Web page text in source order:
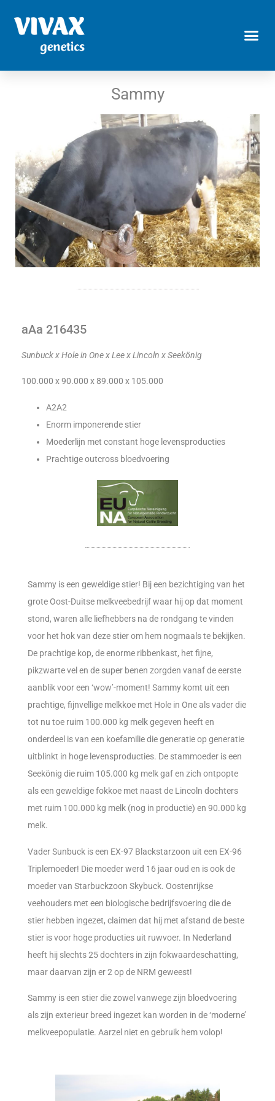
Sammy
aAa 216435
Sunbuck x Hole in One x Lee x Lincoln x Seekönig
100.000 x 90.000 x 89.000 x 105.000
A2A2
Enorm imponerende stier
Moederlijn met constant hoge levensproducties
Prachtige outcross bloedvoering
Sammy is een geweldige stier! Bij een bezichtiging van het
grote Oost-Duitse melkveebedrijf waar hij op dat moment
stond, waren alle liefhebbers na de rondgang te vinden
voor het hok van deze stier om hem nogmaals te bekijken.
De prachtige kop, de enorme ribbenkast, het fijne,
pikzwarte vel en de super benen zorgden vanaf de eerste
aanblik voor een ‘wow’-moment! Sammy komt uit een
prachtige, fijnvellige melkkoe met Hole in One als vader die
tot nu toe ruim 100.000 kg melk gegeven heeft en
onderdeel is van een koefamilie die generatie op generatie
uitblinkt in hoge levensproducties. De stammoeder is een
Seekönig die ruim 105.000 kg melk gaf en zich ontpopte
als een geweldige fokkoe met naast de Lincoln dochters
met ruim 100.000 kg melk (nog in productie) en 90.000 kg
melk.
Vader Sunbuck is een EX-97 Blackstarzoon uit een EX-96
Triplemoeder! Die moeder werd 16 jaar oud en is ook de
moeder van Starbuckzoon Skybuck. Oostenrijkse
veehouders met een biologische bedrijfsvoering die de
stier hebben ingezet, claimen dat hij met afstand de beste
stier is voor hoge producties uit ruwvoer. In Nederland
heeft hij slechts 25 dochters in zijn fokwaardeschatting,
maar daarvan zijn er 2 op de NRM geweest!
Sammy is een stier die zowel vanwege zijn bloedvoering
als zijn exterieur breed ingezet kan worden in de ‘moderne’
melkveepopulatie. Aarzel niet en gebruik hem volop!